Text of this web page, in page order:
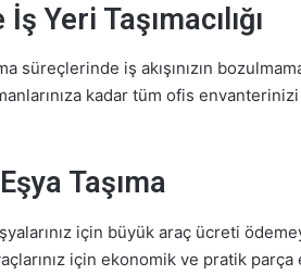
Yeri Taşımacılığı
süreçlerinde iş akışınızın
kadar tüm ofis
Taşıma
için büyük araç ücreti
için ekonomik ve pratik